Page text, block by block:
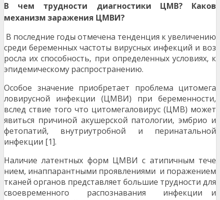
В чем трудности диагностики ЦМВ? Каков
механизм заражения ЦМВИ?
В последние годы отмечена тенденция к увеличению
среди беременных частоты вирусных инфекций и воз
росла их способность, при определенных условиях, к
эпидемическому распространению.
Особое значение приобретает проблема цитомега
ловирусной инфекции (ЦМВИ) при беременности,
вслед ствие того что цитомегаловирус (ЦМВ) может
явиться причиной акушерской патологии, эмбрио и
фетопатий, внутриутробной и перинатальной
инфекции [1].
Наличие латентных форм ЦМВИ с атипичным тече
нием, инаппарантными проявлениями и поражением
тканей органов представляет большие трудности для
своевременного распознавания инфекции и